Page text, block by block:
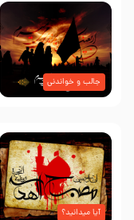
جالب و خواندنی
آیا میدانید؟